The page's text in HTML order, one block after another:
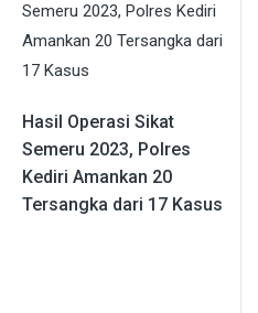
Hasil Operasi Sikat
Semeru 2023, Polres
Kediri Amankan 20
Tersangka dari 17 Kasus